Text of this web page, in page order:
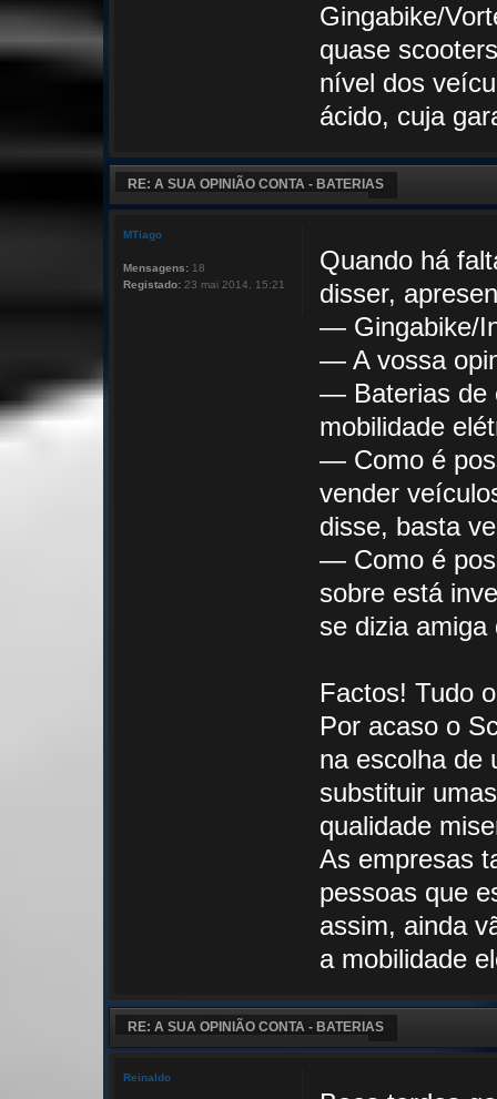
Gingabike/
quase
nível dos
ácido, cuja
RE: A SUA OPINIÃO CONTA - BATERIAS
Quando há
disser,
— Gingabike/
— A vossa
— Baterias de
mobilidade
— Como é
vender
disse, basta
— Como é
sobre está
se dizia
Factos! Tudo
Por acaso o
na escolha de
substituir
qualidade
As empresas
pessoas que
assim, ainda
a mobilidade
MTiago
Mensagens: 18
Registado: 23 mai 2014, 15:21
RE: A SUA OPINIÃO CONTA - BATERIAS
Reinaldo